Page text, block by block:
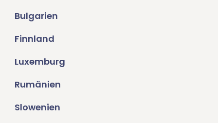
Bulgarien
Finnland
Luxemburg
Rumänien
Slowenien